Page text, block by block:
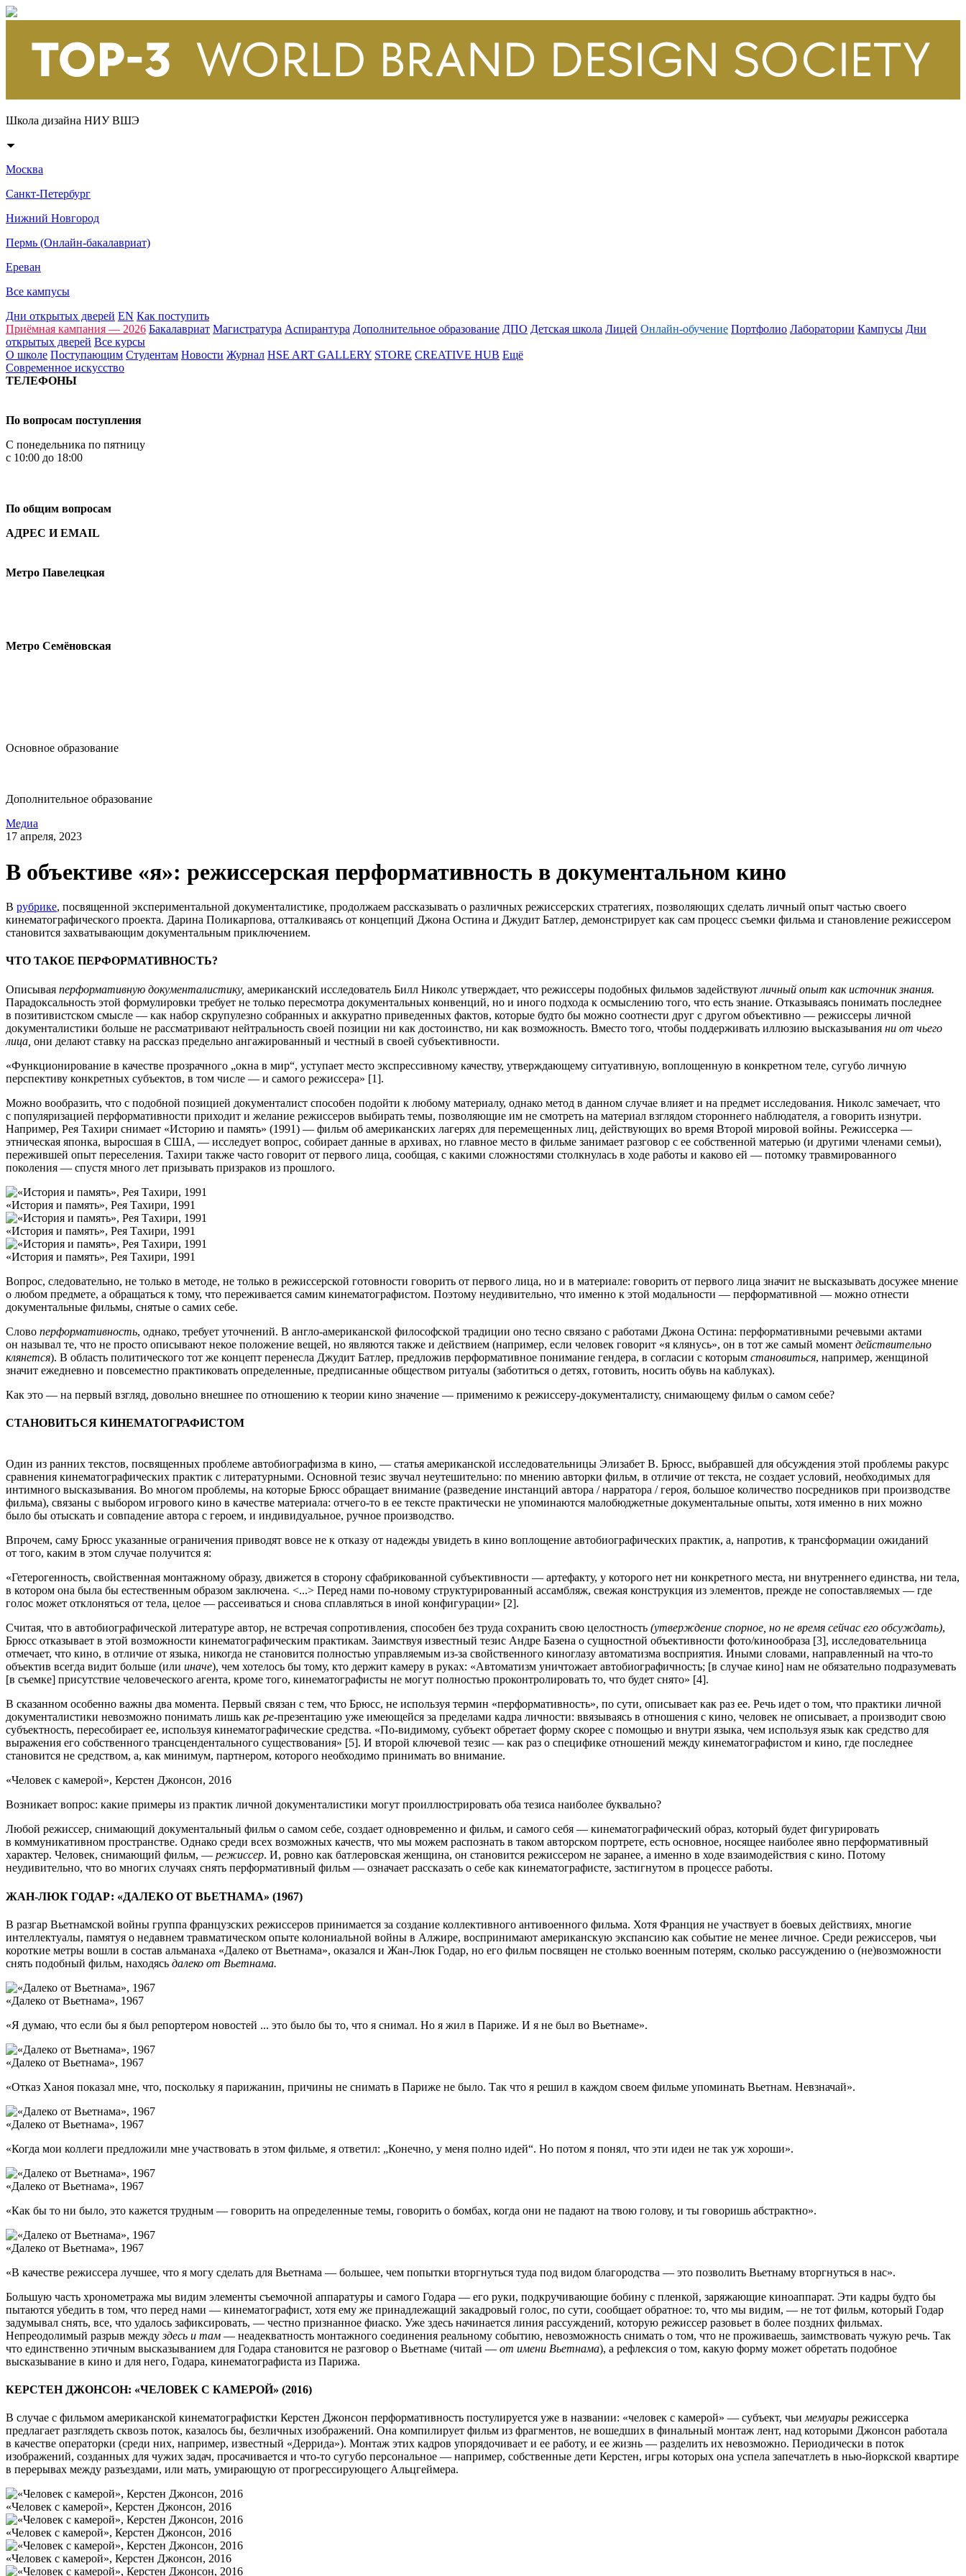
Школа дизайна НИУ ВШЭ
Москва
Санкт-Петербург
Нижний Новгород
Пермь (Онлайн-бакалавриат)
Ереван
Все кампусы
Дни открытых дверей EN Как поступить
Приёмная кампания — 2026 Бакалавриат Магистратура Аспирантура Дополнительное образование ДПО Детская школа Лицей Онлайн-обучение Портфолио Лаборатории Кампусы Дни
открытых дверей Все курсы
О школе Поступающим Студентам Новости Журнал HSE ART GALLERY STORE CREATIVE HUB Ещё
Современное искусство
ТЕЛЕФОНЫ
По вопросам поступления
С понедельника по пятницу
с 10:00 до 18:00
По общим вопросам
АДРЕС И EMAIL
Метро Павелецкая
Метро Семёновская
Основное образование
Дополнительное образование
Медиа
17 апреля, 2023
В объективе «я»: режиссерская перформативность в документальном кино
В рубрике, посвященной экспериментальной документалистике, продолжаем рассказывать о различных режиссерских стратегиях, позволяющих сделать личный опыт частью своего
кинематографического проекта. Дарина Поликарпова, отталкиваясь от концепций Джона Остина и Джудит Батлер, демонстрирует как сам процесс съемки фильма и становление режиссером
становится захватывающим документальным приключением.
ЧТО ТАКОЕ ПЕРФОРМАТИВНОСТЬ?
Описывая перформативную документалистику, американский исследователь Билл Николс утверждает, что режиссеры подобных фильмов задействуют личный опыт как источник знания.
Парадоксальность этой формулировки требует не только пересмотра документальных конвенций, но и иного подхода к осмыслению того, что есть знание. Отказываясь понимать последнее
в позитивистском смысле — как набор скрупулезно собранных и аккуратно приведенных фактов, которые будто бы можно соотнести друг с другом объективно — режиссеры личной
документалистики больше не рассматривают нейтральность своей позиции ни как достоинство, ни как возможность. Вместо того, чтобы поддерживать иллюзию высказывания ни от чьего
лица, они делают ставку на рассказ предельно ангажированный и честный в своей субъективности.
«Функционирование в качестве прозрачного „окна в мир“, уступает место экспрессивному качеству, утверждающему ситуативную, воплощенную в конкретном теле, сугубо личную
перспективу конкретных субъектов, в том числе — и самого режиссера» [1].
Можно вообразить, что с подобной позицией документалист способен подойти к любому материалу, однако метод в данном случае влияет и на предмет исследования. Николс замечает, что
с популяризацией перформативности приходит и желание режиссеров выбирать темы, позволяющие им не смотреть на материал взглядом стороннего наблюдателя, а говорить изнутри.
Например, Рея Тахири снимает «Историю и память» (1991) — фильм об американских лагерях для перемещенных лиц, действующих во время Второй мировой войны. Режиссерка —
этническая японка, выросшая в США, — исследует вопрос, собирает данные в архивах, но главное место в фильме занимает разговор с ее собственной матерью (и другими членами семьи),
пережившей опыт переселения. Тахири также часто говорит от первого лица, сообщая, с какими сложностями столкнулась в ходе работы и каково ей — потомку травмированного
поколения — спустя много лет призывать призраков из прошлого.
«История и память», Рея Тахири, 1991
«История и память», Рея Тахири, 1991
«История и память», Рея Тахири, 1991
Вопрос, следовательно, не только в методе, не только в режиссерской готовности говорить от первого лица, но и в материале: говорить от первого лица значит не высказывать досужее мнение
о любом предмете, а обращаться к тому, что переживается самим кинематографистом. Поэтому неудивительно, что именно к этой модальности — перформативной — можно отнести
документальные фильмы, снятые о самих себе.
Слово перформативность, однако, требует уточнений. В англо-американской философской традиции оно тесно связано с работами Джона Остина: перформативными речевыми актами
он называл те, что не просто описывают некое положение вещей, но являются также и действием (например, если человек говорит «я клянусь», он в тот же самый момент действительно
клянется). В область политического тот же концепт перенесла Джудит Батлер, предложив перформативное понимание гендера, в согласии с которым становиться, например, женщиной
значит ежедневно и повсеместно практиковать определенные, предписанные обществом ритуалы (заботиться о детях, готовить, носить обувь на каблуках).
Как это — на первый взгляд, довольно внешнее по отношению к теории кино значение — применимо к режиссеру-документалисту, снимающему фильм о самом себе?
СТАНОВИТЬСЯ КИНЕМАТОГРАФИСТОМ
Один из ранних текстов, посвященных проблеме автобиографизма в кино, — статья американской исследовательницы Элизабет В. Брюсс, выбравшей для обсуждения этой проблемы ракурс
сравнения кинематографических практик с литературными. Основной тезис звучал неутешительно: по мнению авторки фильм, в отличие от текста, не создает условий, необходимых для
интимного высказывания. Во многом проблемы, на которые Брюсс обращает внимание (разведение инстанций автора / нарратора / героя, большое количество посредников при производстве
фильма), связаны с выбором игрового кино в качестве материала: отчего-то в ее тексте практически не упоминаются малобюджетные документальные опыты, хотя именно в них можно
было бы отыскать и совпадение автора с героем, и индивидуальное, ручное производство.
Впрочем, саму Брюсс указанные ограничения приводят вовсе не к отказу от надежды увидеть в кино воплощение автобиографических практик, а, напротив, к трансформации ожиданий
от того, каким в этом случае получится я:
«Гетерогенность, свойственная монтажному образу, движется в сторону сфабрикованной субъективности — артефакту, у которого нет ни конкретного места, ни внутреннего единства, ни тела,
в котором она была бы естественным образом заключена. <...> Перед нами по-новому структурированный ассамбляж, свежая конструкция из элементов, прежде не сопоставляемых — где
голос может отклоняться от тела, целое — рассеиваться и снова сплавляться в иной конфигурации» [2].
Считая, что в автобиографической литературе автор, не встречая сопротивления, способен без труда сохранить свою целостность (утверждение спорное, но не время сейчас его обсуждать),
Брюсс отказывает в этой возможности кинематографическим практикам. Заимствуя известный тезис Андре Базена о сущностной объективности фото/кинообраза [3], исследовательница
отмечает, что кино, в отличие от языка, никогда не становится полностью управляемым из-за свойственного киноглазу автоматизма восприятия. Иными словами, направленный на что-то
объектив всегда видит больше (или иначе), чем хотелось бы тому, кто держит камеру в руках: «Автоматизм уничтожает автобиографичность; [в случае кино] нам не обязательно подразумевать
[в съемке] присутствие человеческого агента, кроме того, кинематографисты не могут полностью проконтролировать то, что будет снято» [4].
В сказанном особенно важны два момента. Первый связан с тем, что Брюсс, не используя термин «перформативность», по сути, описывает как раз ее. Речь идет о том, что практики личной
документалистики невозможно понимать лишь как ре-презентацию уже имеющейся за пределами кадра личности: ввязываясь в отношения с кино, человек не описывает, а производит свою
субъектность, пересобирает ее, используя кинематографические средства. «По-видимому, субъект обретает форму скорее с помощью и внутри языка, чем используя язык как средство для
выражения его собственного трансцендентального существования» [5]. И второй ключевой тезис — как раз о специфике отношений между кинематографистом и кино, где последнее
становится не средством, а, как минимум, партнером, которого необходимо принимать во внимание.
«Человек с камерой», Керстен Джонсон, 2016
Возникает вопрос: какие примеры из практик личной документалистики могут проиллюстрировать оба тезиса наиболее буквально?
Любой режиссер, снимающий документальный фильм о самом себе, создает одновременно и фильм, и самого себя — кинематографический образ, который будет фигурировать
в коммуникативном пространстве. Однако среди всех возможных качеств, что мы можем распознать в таком авторском портрете, есть основное, носящее наиболее явно перформативный
характер. Человек, снимающий фильм, — режиссер. И, ровно как батлеровская женщина, он становится режиссером не заранее, а именно в ходе взаимодействия с кино. Потому
неудивительно, что во многих случаях снять перформативный фильм — означает рассказать о себе как кинематографисте, застигнутом в процессе работы.
ЖАН-ЛЮК ГОДАР: «ДАЛЕКО ОТ ВЬЕТНАМА» (1967)
В разгар Вьетнамской войны группа французских режиссеров принимается за создание коллективного антивоенного фильма. Хотя Франция не участвует в боевых действиях, многие
интеллектуалы, памятуя о недавнем травматическом опыте колониальной войны в Алжире, воспринимают американскую экспансию как событие не менее личное. Среди режиссеров, чьи
короткие метры вошли в состав альманаха «Далеко от Вьетнама», оказался и Жан-Люк Годар, но его фильм посвящен не столько военным потерям, сколько рассуждению о (не)возможности
снять подобный фильм, находясь далеко от Вьетнама.
«Далеко от Вьетнама», 1967
«Я думаю, что если бы я был репортером новостей ... это было бы то, что я снимал. Но я жил в Париже. И я не был во Вьетнаме».
«Далеко от Вьетнама», 1967
«Отказ Ханоя показал мне, что, поскольку я парижанин, причины не снимать в Париже не было. Так что я решил в каждом своем фильме упоминать Вьетнам. Невзначай».
«Далеко от Вьетнама», 1967
«Когда мои коллеги предложили мне участвовать в этом фильме, я ответил: „Конечно, у меня полно идей“. Но потом я понял, что эти идеи не так уж хороши».
«Далеко от Вьетнама», 1967
«Как бы то ни было, это кажется трудным — говорить на определенные темы, говорить о бомбах, когда они не падают на твою голову, и ты говоришь абстрактно».
«Далеко от Вьетнама», 1967
«В качестве режиссера лучшее, что я могу сделать для Вьетнама — большее, чем попытки вторгнуться туда под видом благородства — это позволить Вьетнаму вторгнуться в нас».
Большую часть хронометража мы видим элементы съемочной аппаратуры и самого Годара — его руки, подкручивающие бобину с пленкой, заряжающие киноаппарат. Эти кадры будто бы
пытаются убедить в том, что перед нами — кинематографист, хотя ему же принадлежащий закадровый голос, по сути, сообщает обратное: то, что мы видим, — не тот фильм, который Годар
задумывал снять, все, что удалось зафиксировать, — честно признанное фиаско. Уже здесь начинается линия рассуждений, которую режиссер разовьет в более поздних фильмах.
Непреодолимый разрыв междуздесь и там — неадекватность монтажного соединения реальному событию, невозможность снимать о том, что не проживаешь, заимствовать чужую речь. Так
что единственно этичным высказыванием для Годара становится не разговор о Вьетнаме (читай — от имени Вьетнама), а рефлексия о том, какую форму может обретать подобное
высказывание в кино и для него, Годара, кинематографиста из Парижа.
КЕРСТЕН ДЖОНСОН: «ЧЕЛОВЕК С КАМЕРОЙ» (2016)
В случае с фильмом американской кинематографистки Керстен Джонсон перформативность постулируется уже в названии: «человек с камерой» — субъект, чьи мемуары режиссерка
предлагает разглядеть сквозь поток, казалось бы, безличных изображений. Она компилирует фильм из фрагментов, не вошедших в финальный монтаж лент, над которыми Джонсон работала
в качестве операторки (среди них, например, известный «Деррида»). Монтаж этих кадров упорядочивает и ее работу, и ее жизнь — разделить их невозможно. Периодически в поток
изображений, созданных для чужих задач, просачивается и что-то сугубо персональное — например, собственные дети Керстен, игры которых она успела запечатлеть в нью-йоркской квартире
в перерывах между разъездами, или мать, умирающую от прогрессирующего Альцгеймера.
«Человек с камерой», Керстен Джонсон, 2016
«Человек с камерой», Керстен Джонсон, 2016
«Человек с камерой», Керстен Джонсон, 2016